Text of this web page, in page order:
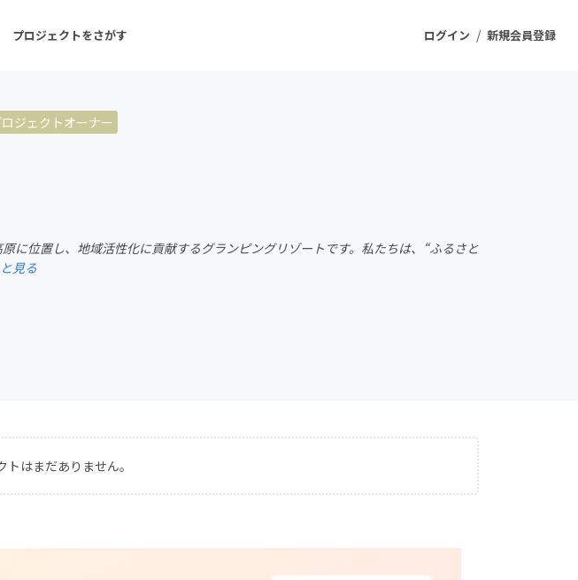
ログイン / 新規会員登録
プロジェクトをさがす
フード・飲食店
ファッション
ジェクトオーナー
に位置し、地域活性化に貢献するグランピングリゾートです。私たちは、“ふるさと
見る
はまだありません。